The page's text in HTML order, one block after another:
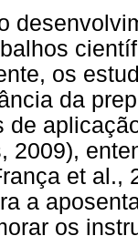
os
da
de
2009),
et al.,
a
os